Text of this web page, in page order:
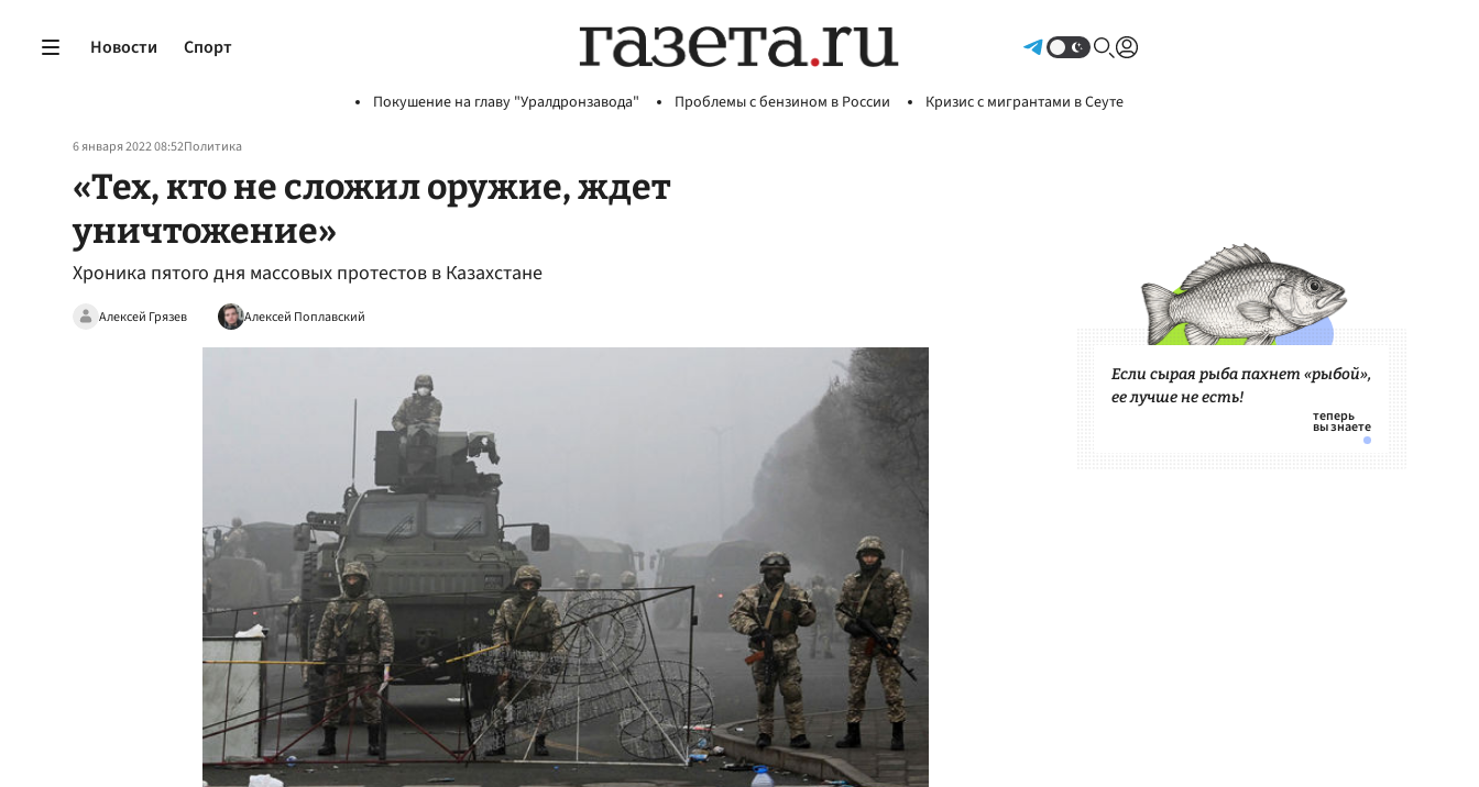
Новости Спорт
Покушение на главу "Уралдронзавода" Проблемы с бензином в России Кризис с мигрантами в Сеуте
6 января 2022 08:52Политика
«Тех, кто не сложил оружие, ждет
уничтожение»
Хроника пятого дня массовых протестов в Казахстане
Алексей Грязев Алексей Поплавский
Если сырая рыба пахнет «рыбой»,
ее лучше не есть!